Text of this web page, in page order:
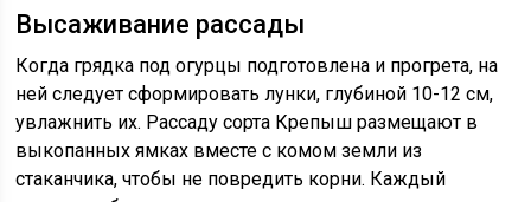
Высаживание рассады
Когда грядка под огурцы подготовлена и прогрета, на
ней следует сформировать лунки, глубиной 10-12 см,
увлажнить их. Рассаду сорта Крепыш размещают в
выкопанных ямках вместе с комом земли из
стаканчика, чтобы не повредить корни. Каждый